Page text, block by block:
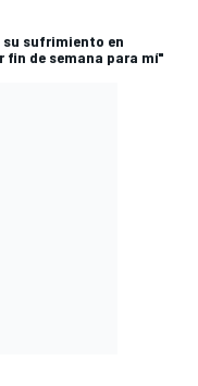
sufrimiento en
fin de semana para mí"